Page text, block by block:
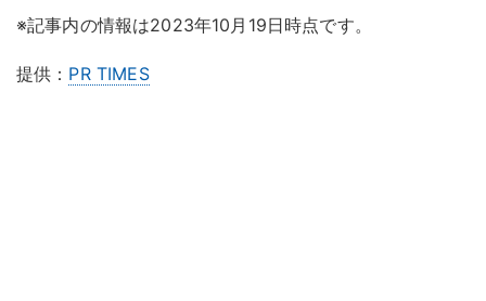
※記事内の情報は2023年10月19日時点です。
提供： PR TIMES